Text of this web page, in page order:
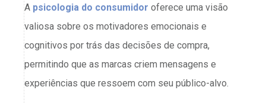
A psicologia do consumidor oferece uma visão
valiosa sobre os motivadores emocionais e
cognitivos por trás das decisões de compra,
permitindo que as marcas criem mensagens e
experiências que ressoem com seu público-alvo.